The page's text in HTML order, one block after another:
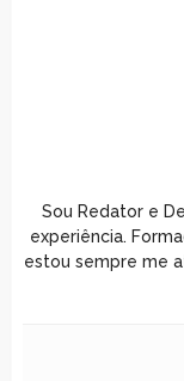
Sou Redator e
experiência.
estou sempre me